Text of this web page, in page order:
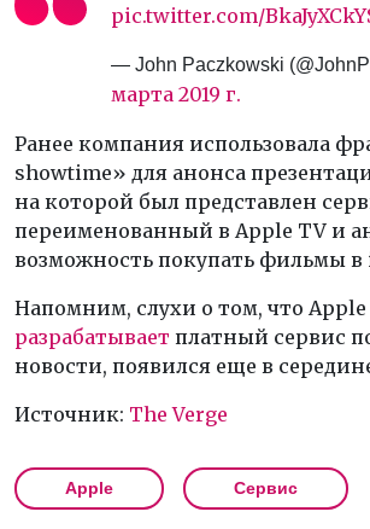
pic.twitter.com/
— John Paczkowski
марта 2019 г.
Ранее компания использовала
showtime» для анонса
на которой был представлен
переименованный в Apple TV и
возможность покупать фильмы в
Напомним, слухи о том, что Apple
разрабатывает платный сервис
новости, появился еще в
Источник: The Verge
Apple Сервис